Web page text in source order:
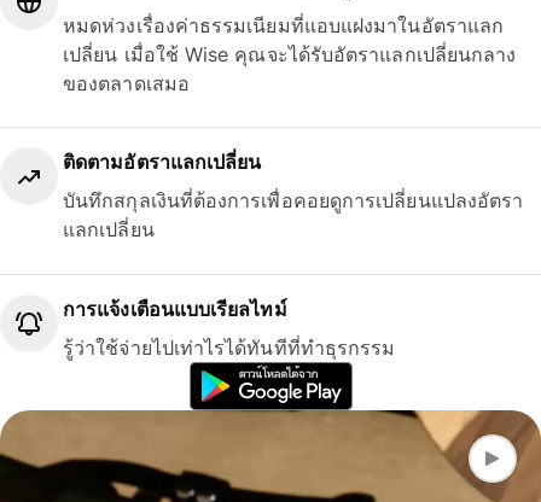
หมดห่วงเรื่องค่าธรรมเนียมที่แอบแฝงมาในอัตราแลก
เปลี่ยน เมื่อใช้ Wise คุณจะได้รับอัตราแลกเปลี่ยนกลาง
ของตลาดเสมอ
ติดตามอัตราแลกเปลี่ยน
บันทึกสกุลเงินที่ต้องการเพื่อคอยดูการเปลี่ยนแปลงอัตรา
แลกเปลี่ยน
การแจ้งเตือนแบบเรียลไทม์
รู้ว่าใช้จ่ายไปเท่าไรได้ทันทีที่ทำธุรกรรม